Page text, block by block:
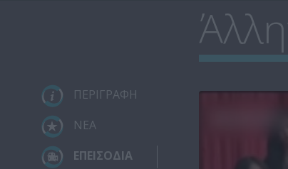
ΠΕΡΙΓΡΑΦΗ
ΝΕΑ
ΕΠΕΙΣΟΔΙΑ